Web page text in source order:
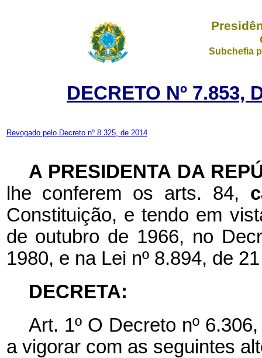
Subchefia
DECRETO Nº 7.853,
Revogado pelo Decreto nº 8.325, de 2014
A PRESIDENTA DA
lhe conferem os arts. 84,
Constituição, e tendo em
de outubro de 1966, no
1980, e na Lei nº 8.894, de
DECRETA:
Art. 1º O Decreto nº
a vigorar com as seguintes